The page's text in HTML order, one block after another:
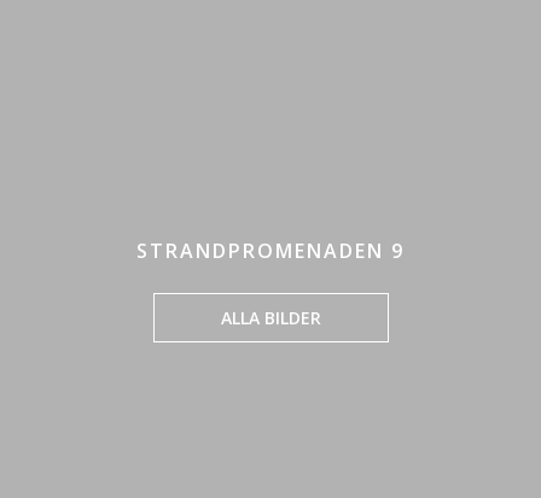
STRANDPROMENADEN 9
ALLA BILDER